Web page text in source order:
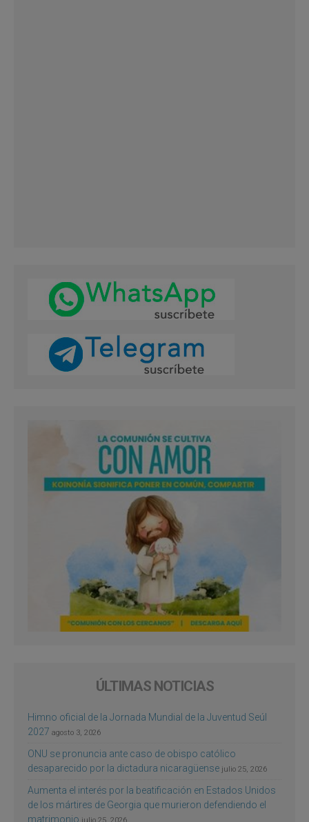
ÚLTIMAS NOTICIAS
Himno oficial de la Jornada Mundial de la Juventud Seúl
2027 agosto 3, 2026
ONU se pronuncia ante caso de obispo católico
desaparecido por la dictadura nicaragüense julio 25, 2026
Aumenta el interés por la beatificación en Estados Unidos
de los mártires de Georgia que murieron defendiendo el
matrimonio